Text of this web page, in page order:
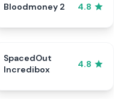
Bloodmoney 2 4.8
SpacedOut
Incredibox
4.8